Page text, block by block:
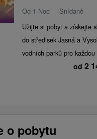
Od 1 Noci
Snídaně
Užijte si pobyt a získejte
do středisek Jasná a
vodních parků pro každou
od 2
o pobytu